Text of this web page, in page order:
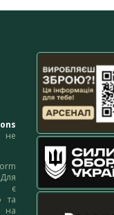
є
та
на